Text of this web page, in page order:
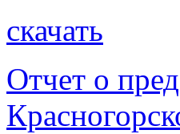
скачать
Отчет о